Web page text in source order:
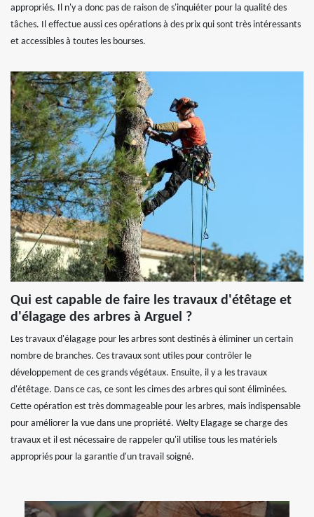
appropriés. Il n'y a donc pas de raison de s'inquiéter pour la qualité des
tâches. Il effectue aussi ces opérations à des prix qui sont très intéressants
et accessibles à toutes les bourses.
Qui est capable de faire les travaux d'étêtage et
d'élagage des arbres à Arguel ?
Les travaux d'élagage pour les arbres sont destinés à éliminer un certain
nombre de branches. Ces travaux sont utiles pour contrôler le
développement de ces grands végétaux. Ensuite, il y a les travaux
d'étêtage. Dans ce cas, ce sont les cimes des arbres qui sont éliminées.
Cette opération est très dommageable pour les arbres, mais indispensable
pour améliorer la vue dans une propriété. Welty Elagage se charge des
travaux et il est nécessaire de rappeler qu'il utilise tous les matériels
appropriés pour la garantie d'un travail soigné.